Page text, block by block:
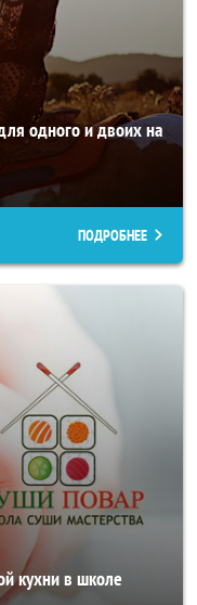
одного и двоих на
ПОДРОБНЕЕ
кухни в школе